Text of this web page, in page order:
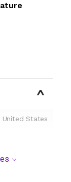
United States